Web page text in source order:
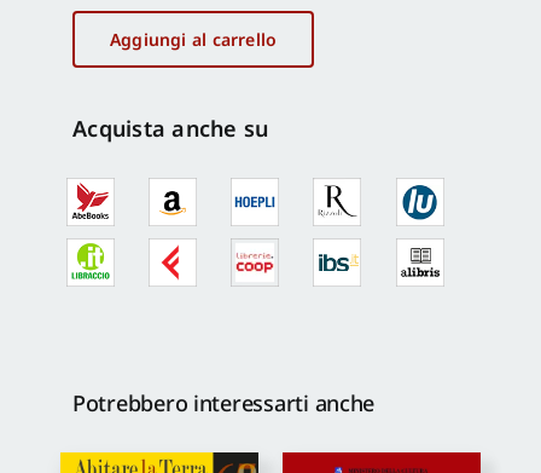
Terra
-
on
Quaderni
quantità
Aggiungi al carrello
Acquista anche su
Potrebbero interessarti anche